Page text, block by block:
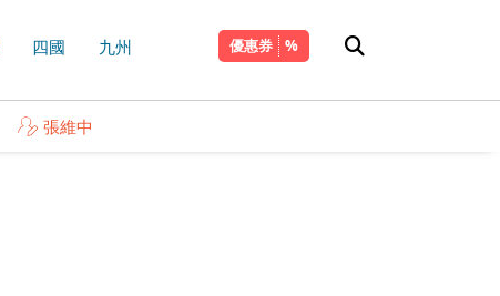
四國 九州 優惠券
張維中